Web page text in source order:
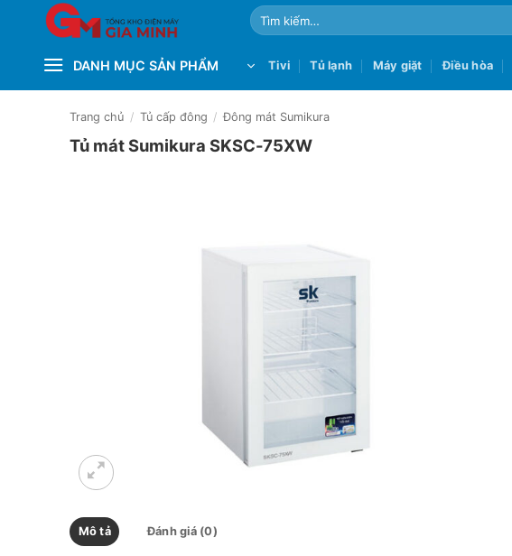
Tìm
kiếm:
DANH MỤC SẢN PHẨM Tivi Tủ lạnh Máy giặt Điều hòa
Trang chủ / Tủ cấp đông / Đông mát Sumikura
Tủ mát Sumikura SKSC-75XW
Mô tả Đánh giá (0)